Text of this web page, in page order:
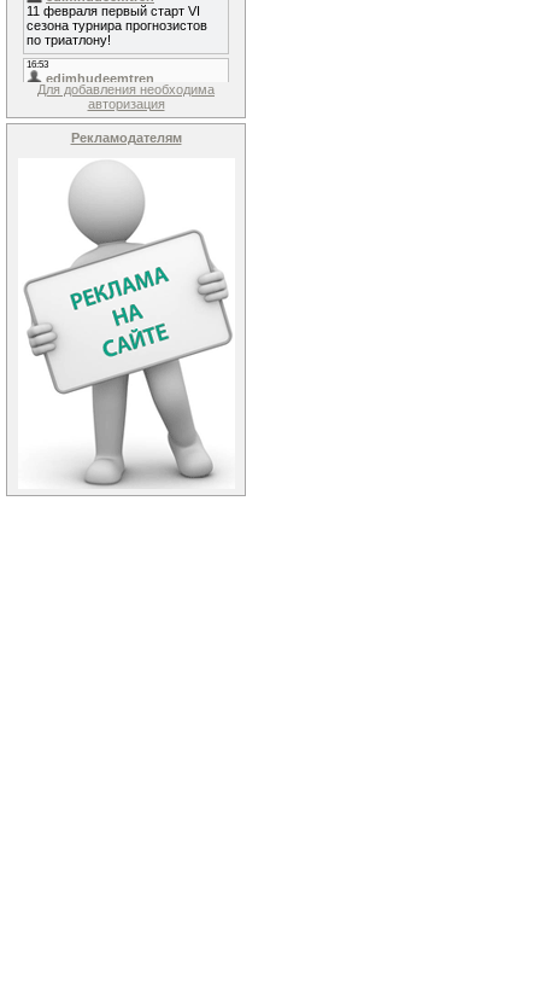
Для добавления необходима
авторизация
Рекламодателям